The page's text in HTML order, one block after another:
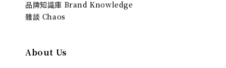
品牌知識庫 Brand Knowledge
雜談 Chaos
About Us